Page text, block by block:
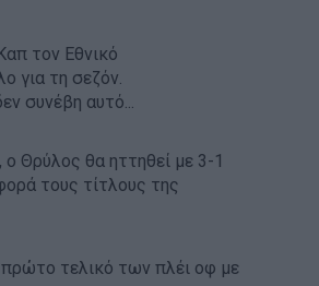
τον Εθνικό
για τη σεζόν.
συνέβη αυτό...
Θρύλος θα ηττηθεί με 3-1
τους τίτλους της
τελικό των πλέι οφ με